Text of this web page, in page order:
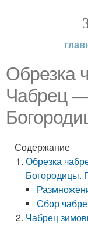
Обрезка
Чабрец —
Содержание
Обрезка
Богородицы.
Сбор
Чабрец